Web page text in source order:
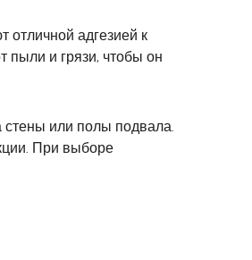
отличной адгезией к
пыли и грязи, чтобы он
стены или полы подвала.
При выборе